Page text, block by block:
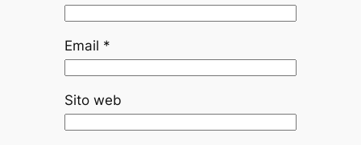
Email *
Sito web